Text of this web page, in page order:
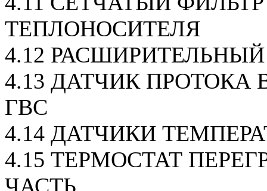
ТЕПЛОНОСИТЕЛЯ
4.12
4.13 ДАТЧИК
ГВС
4.14 ДАТЧИКИ
4.15 ТЕРМОСТАТ
ЧАСТЬ